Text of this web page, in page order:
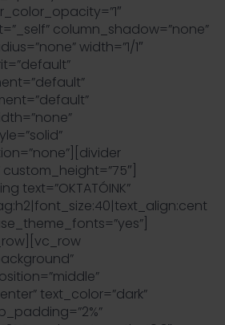
column_shadow=”none”
width=”1/1″
custom_height=”75″]
text=”OKTATÓINK”
text_color=”dark”